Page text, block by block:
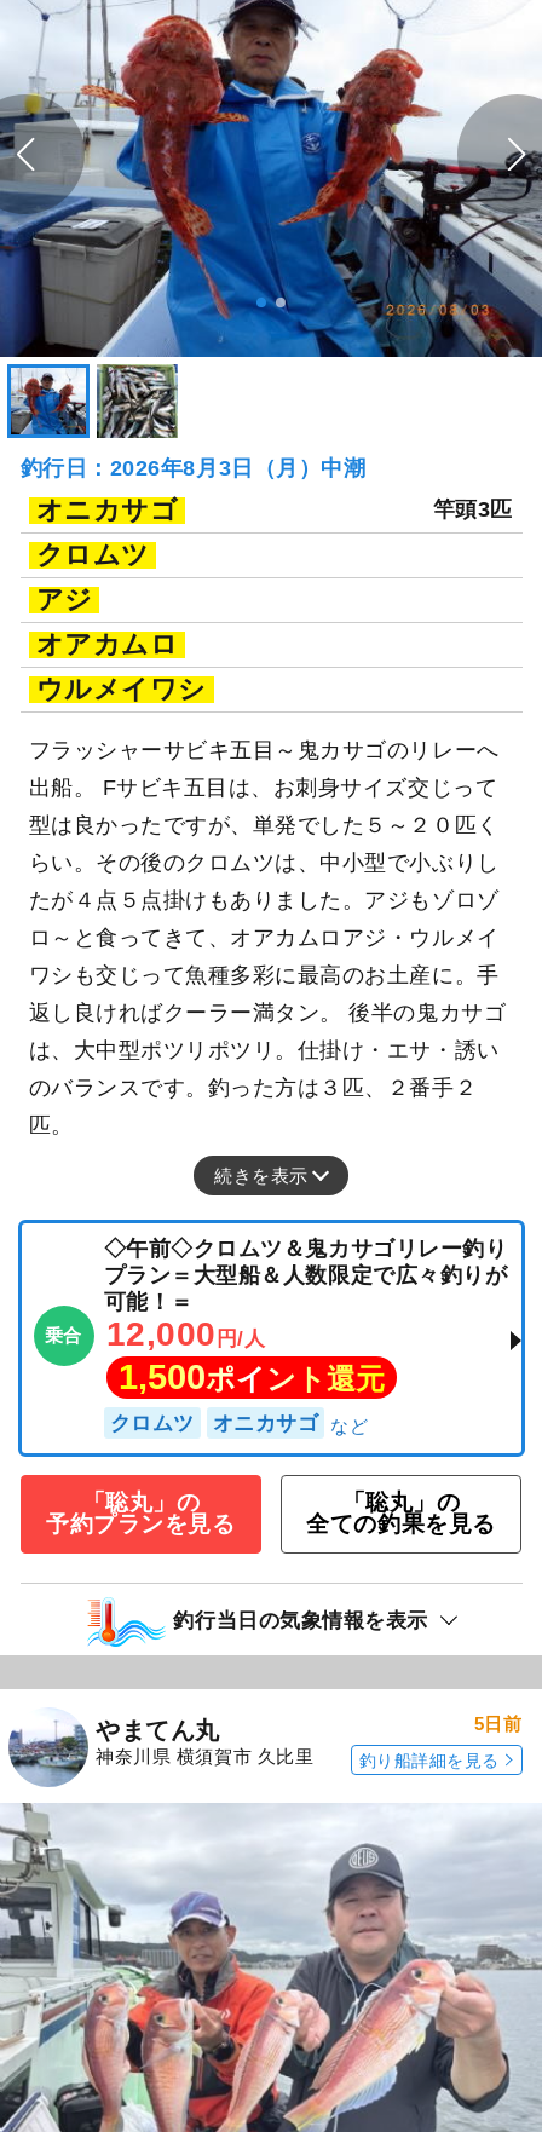
釣行日：2026年8月3日（月）中潮
オニカサゴ 竿頭3匹
クロムツ
アジ
オアカムロ
ウルメイワシ
フラッシャーサビキ五目～鬼カサゴのリレーへ
出船。 Fサビキ五目は、お刺身サイズ交じって
型は良かったですが、単発でした５～２０匹く
らい。その後のクロムツは、中小型で小ぶりし
たが４点５点掛けもありました。アジもゾロゾ
ロ～と食ってきて、オアカムロアジ・ウルメイ
ワシも交じって魚種多彩に最高のお土産に。手
返し良ければクーラー満タン。 後半の鬼カサゴ
は、大中型ポツリポツリ。仕掛け・エサ・誘い
のバランスです。釣った方は３匹、２番手２
匹。
続きを表示
乗合
◇午前◇クロムツ＆鬼カサゴリレー釣り
プラン＝大型船＆人数限定で広々釣りが
可能！＝
12,000 円/人
1,500ポイント還元
クロムツ オニカサゴ
「聡丸」の
予約プランを見る
「聡丸」の
全ての釣果を見る
釣行当日の気象情報を表示
やまてん丸
神奈川県 横須賀市 久比里
5日前
釣り船詳細を見る